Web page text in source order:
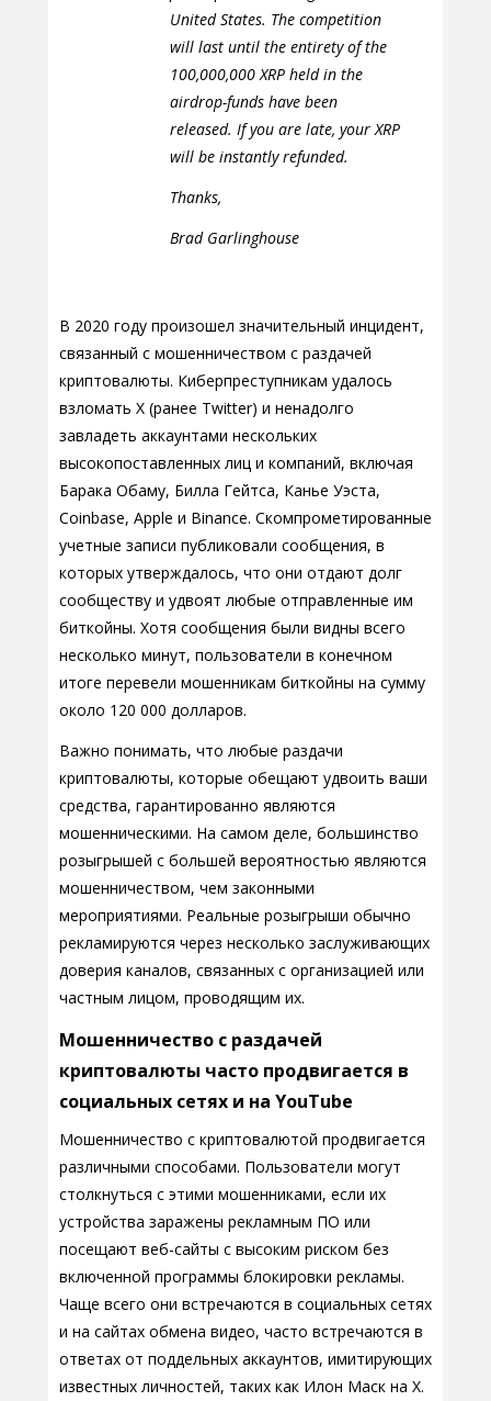
United States. The competition
will last until the entirety of the
100,000,000 XRP held in the
airdrop-funds have been
released. If you are late, your XRP
will be instantly refunded.
Thanks,
Brad Garlinghouse
В 2020 году произошел значительный инцидент,
связанный с мошенничеством с раздачей
криптовалюты. Киберпреступникам удалось
взломать X (ранее Twitter) и ненадолго
завладеть аккаунтами нескольких
высокопоставленных лиц и компаний, включая
Барака Обаму, Билла Гейтса, Канье Уэста,
Coinbase, Apple и Binance. Скомпрометированные
учетные записи публиковали сообщения, в
которых утверждалось, что они отдают долг
сообществу и удвоят любые отправленные им
биткойны. Хотя сообщения были видны всего
несколько минут, пользователи в конечном
итоге перевели мошенникам биткойны на сумму
около 120 000 долларов.
Важно понимать, что любые раздачи
криптовалюты, которые обещают удвоить ваши
средства, гарантированно являются
мошенническими. На самом деле, большинство
розыгрышей с большей вероятностью являются
мошенничеством, чем законными
мероприятиями. Реальные розыгрыши обычно
рекламируются через несколько заслуживающих
доверия каналов, связанных с организацией или
частным лицом, проводящим их.
Мошенничество с раздачей
криптовалюты часто продвигается в
социальных сетях и на YouTube
Мошенничество с криптовалютой продвигается
различными способами. Пользователи могут
столкнуться с этими мошенниками, если их
устройства заражены рекламным ПО или
посещают веб-сайты с высоким риском без
включенной программы блокировки рекламы.
Чаще всего они встречаются в социальных сетях
и на сайтах обмена видео, часто встречаются в
ответах от поддельных аккаунтов, имитирующих
известных личностей, таких как Илон Маск на X.